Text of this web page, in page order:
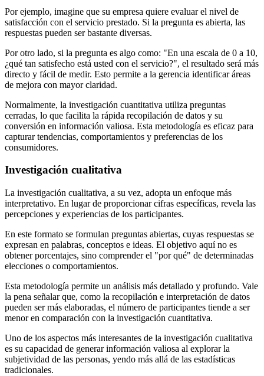
Por ejemplo, imagine que su empresa quiere evaluar el nivel de
satisfacción con el servicio prestado. Si la pregunta es abierta, las
respuestas pueden ser bastante diversas.
Por otro lado, si la pregunta es algo como: "En una escala de 0 a 10,
¿qué tan satisfecho está usted con el servicio?", el resultado será más
directo y fácil de medir. Esto permite a la gerencia identificar áreas
de mejora con mayor claridad.
Normalmente, la investigación cuantitativa utiliza preguntas
cerradas, lo que facilita la rápida recopilación de datos y su
conversión en información valiosa. Esta metodología es eficaz para
capturar tendencias, comportamientos y preferencias de los
consumidores.
Investigación cualitativa
La investigación cualitativa, a su vez, adopta un enfoque más
interpretativo. En lugar de proporcionar cifras específicas, revela las
percepciones y experiencias de los participantes.
En este formato se formulan preguntas abiertas, cuyas respuestas se
expresan en palabras, conceptos e ideas. El objetivo aquí no es
obtener porcentajes, sino comprender el "por qué" de determinadas
elecciones o comportamientos.
Esta metodología permite un análisis más detallado y profundo. Vale
la pena señalar que, como la recopilación e interpretación de datos
pueden ser más elaboradas, el número de participantes tiende a ser
menor en comparación con la investigación cuantitativa.
Uno de los aspectos más interesantes de la investigación cualitativa
es su capacidad de generar información valiosa al explorar la
subjetividad de las personas, yendo más allá de las estadísticas
tradicionales.